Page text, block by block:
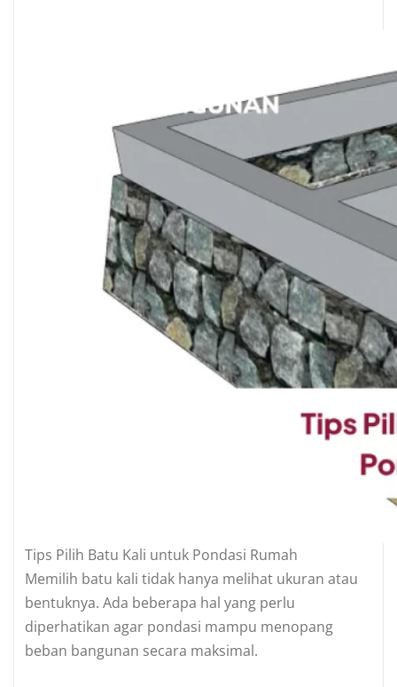
Tips Pilih Batu Kali untuk Pondasi Rumah
Memilih batu kali tidak hanya melihat ukuran atau
bentuknya. Ada beberapa hal yang perlu
diperhatikan agar pondasi mampu menopang
beban bangunan secara maksimal.